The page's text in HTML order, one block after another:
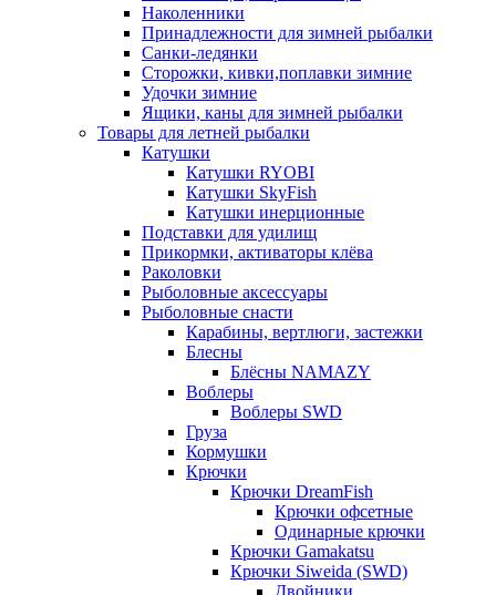
Наколенники
Принадлежности для зимней рыбалки
Санки-ледянки
Сторожки, кивки,поплавки зимние
Удочки зимние
Ящики, каны для зимней рыбалки
Товары для летней рыбалки
Катушки
Катушки RYOBI
Катушки SkyFish
Катушки инерционные
Подставки для удилищ
Прикормки, активаторы клёва
Раколовки
Рыболовные аксессуары
Рыболовные снасти
Карабины, вертлюги, застежки
Блесны
Блёсны NAMAZY
Воблеры
Воблеры SWD
Груза
Кормушки
Крючки
Крючки DreamFish
Крючки офсетные
Одинарные крючки
Крючки Gamakatsu
Крючки Siweida (SWD)